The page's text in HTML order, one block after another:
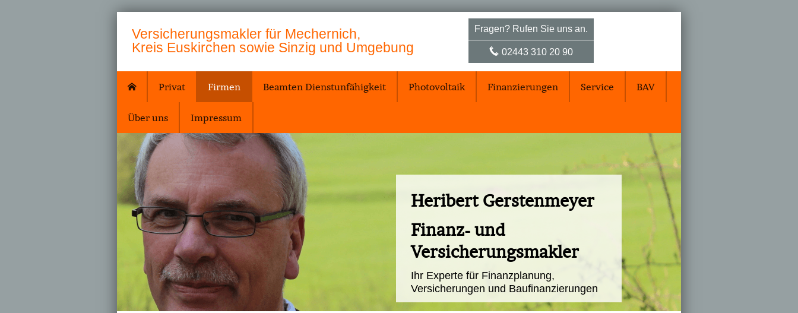
Privat Firmen Beamten Dienstunfähigkeit Photovoltaik Finanzierungen Service BAV
Über uns Impressum
Ver­sicherungs­makler für Mechernich,
Kreis Euskirchen sowie Sinzig und Umgebung
Fragen? Rufen Sie uns an.
02443 310 20 90
Heribert Gerstenmeyer
Finanz- und
Ver­sicherungs­makler
Ihr Experte für Finanzplanung,
Versicherungen und Baufinanzierungen